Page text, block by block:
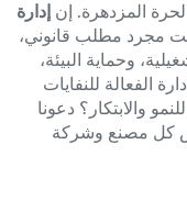
المزدهرة. إن إدارة
مجرد مطلب قانوني،
وحماية البيئة،
الفعالة للنفايات
والابتكار؟ دعونا
كل مصنع وشركة